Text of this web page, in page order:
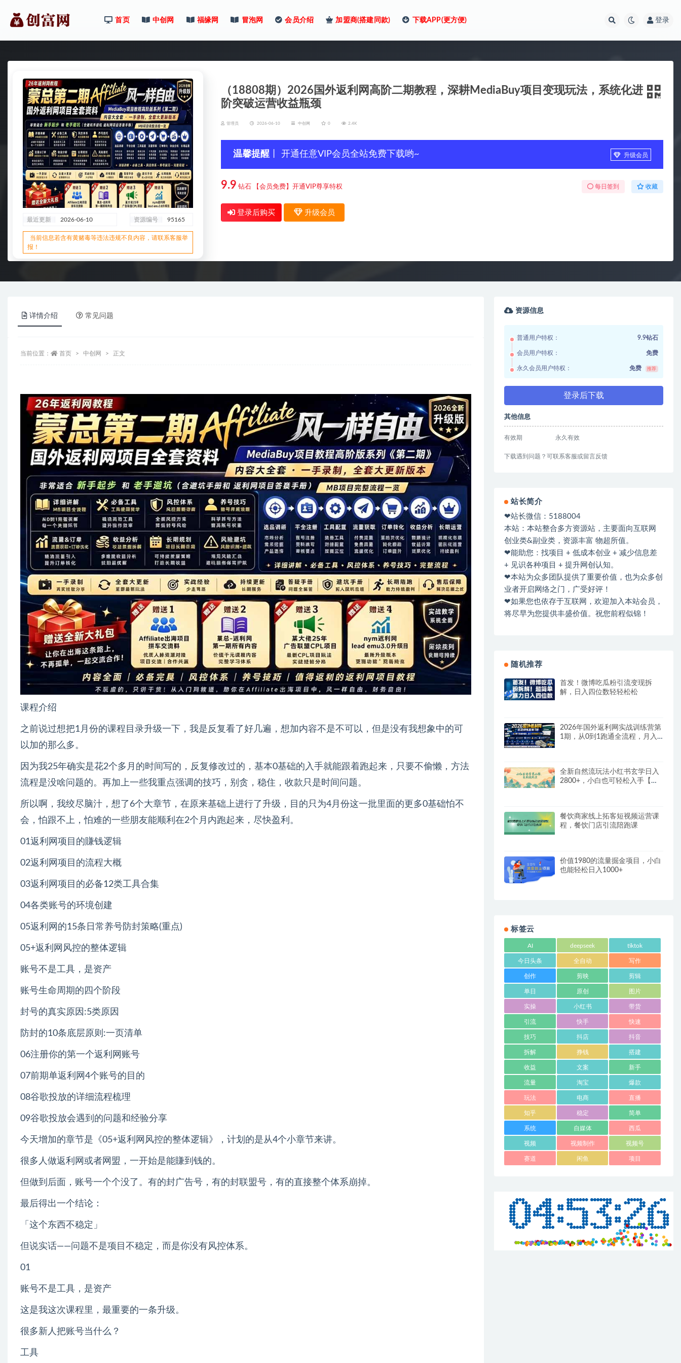
首页 中创网 福缘网 冒泡网 会员介绍 加盟商(搭建同款) 下载APP(更方便) 登录
最近更新 2026-06-10 资源编号 95165
当前信息若含有黄赌毒等违法违规不良内容，请联系客服举
报！
（18808期）2026国外返利网高阶二期教程，深耕MediaBuy项目变现玩法，系统化进
阶突破运营收益瓶颈
管理员 2026-06-10 中创网 0 2.4K
温馨提醒 丨 开通任意VIP会员全站免费下载哟~ 升级会员
9.9 钻石 【会员免费】开通VIP尊享特权 每日签到 收藏
登录后购买 升级会员
详情介绍 常见问题
当前位置： 首页 中创网 正文
课程介绍
之前说过想把1月份的课程目录升级一下，我是反复看了好几遍，想加内容不是不可以，但是没有我想象中的可
以加的那么多。
因为我25年确实是花2个多月的时间写的，反复修改过的，基本0基础的入手就能跟着跑起来，只要不偷懒，方法
流程是没啥问题的。再加上一些我重点强调的技巧，别贪，稳住，收款只是时间问题。
所以啊，我绞尽脑汁，想了6个大章节，在原来基础上进行了升级，目的只为4月份这一批里面的更多0基础怕不
会，怕跟不上，怕难的一些朋友能顺利在2个月内跑起来，尽快盈利。
01返利网项目的賺钱逻辑
02返利网项目的流程大概
03返利网项目的必备12类工具合集
04各类账号的环境创建
05返利网的15条日常养号防封策略(重点)
05+返利网风控的整体逻辑
账号不是工具，是资产
账号生命周期的四个阶段
封号的真实原因:5类原因
防封的10条底层原则:一页清单
06注册你的第一个返利网账号
07前期单返利网4个账号的目的
08谷歌投放的详细流程梳理
09谷歌投放会遇到的问题和经验分享
今天增加的章节是《05+返利网风控的整体逻辑》，计划的是从4个小章节来讲。
很多人做返利网或者网盟，一开始是能賺到钱的。
但做到后面，账号一个个没了。有的封广告号，有的封联盟号，有的直接整个体系崩掉。
最后得出一个结论：
「这个东西不稳定」
但说实话——问题不是项目不稳定，而是你没有风控体系。
01
账号不是工具，是资产
这是我这次课程里，最重要的一条升级。
很多新人把账号当什么？
工具
资源信息
普通用户特权： 9.9钻石
会员用户特权： 免费
永久会员用户特权： 免费 推荐
登录后下载
其他信息
有效期 永久有效
下载遇到问题？可联系客服或留言反馈
站长简介
❤站长微信：5188004
本站：本站整合多方资源站，主要面向互联网
创业类&副业类，资源丰富 物超所值。
❤能助您：找项目 + 低成本创业 + 减少信息差
+ 见识各种项目 + 提升网创认知。
❤本站为众多团队提供了重要价值，也为众多创
业者开启网络之门，广受好评！
❤如果您也依存于互联网，欢迎加入本站会员，
将尽早为您提供丰盛价值。祝您前程似锦！
随机推荐
首发！微博吃瓜粉引流变现拆
解，日入四位数轻轻松松
2026年国外返利网实战训练营第
1期，从0到1跑通全流程，月入
全新自然流玩法小红书玄学日入
2800+，小白也可轻松入手【揭
餐饮商家线上拓客短视频运营课
程，餐饮门店引流陪跑课
价值1980的流量掘金项目，小白
也能轻松日入1000+
标签云
AI deepseek tiktok
今日头条 全自动 写作
创作 剪映 剪辑
单日 原创 图片
实操 小红书 带货
引流 快手 快速
技巧 抖店 抖音
拆解 挣钱 搭建
收益 文案 新手
流量 淘宝 爆款
玩法 电商 直播
知乎 稳定 简单
系统 自媒体 西瓜
视频 视频制作 视频号
赛道 闲鱼 项目